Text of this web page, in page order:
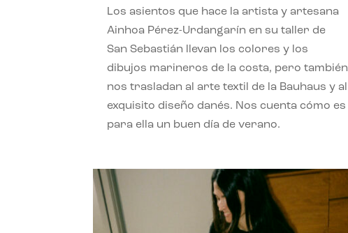
Los asientos que hace la artista y artesana
Ainhoa Pérez-Urdangarín en su taller de
San Sebastián llevan los colores y los
dibujos marineros de la costa, pero también
nos trasladan al arte textil de la Bauhaus y al
exquisito diseño danés. Nos cuenta cómo es
para ella un buen día de verano.